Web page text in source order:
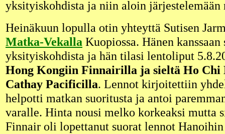
yksityiskohdista ja niin aloin järjestelemään
Heinäkuun lopulla otin yhteyttä Sutisen
Matka-Vekalla Kuopiossa. Hänen
yksityiskohdista ja hän tilasi lentoliput
Hong Kongiin Finnairilla ja sieltä Ho
Cathay Pacificilla. Lennot kirjoitettiin
helpotti matkan suoritusta ja antoi
varalle. Hinta nousi melko korkeaksi mutta
Finnair oli lopettanut suorat lennot Hanoihin